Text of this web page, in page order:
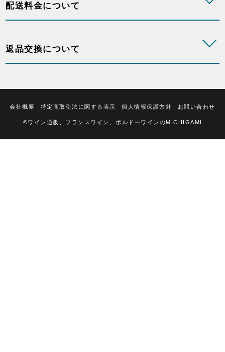
配送料金について
返品交換について
会社概要 特定商取引法に関する表示 個人情報保護方針 お問い合わせ
©ワイン通販、フランスワイン、ボルドーワインのMICHIGAMI